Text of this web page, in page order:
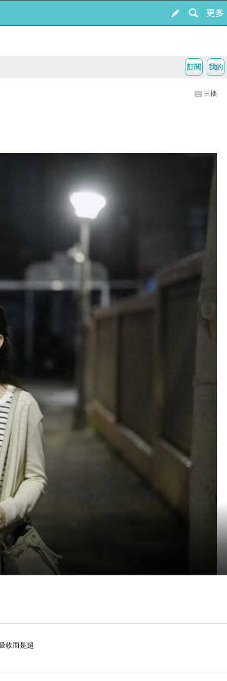
我的
訂閱
三樓
收而是超